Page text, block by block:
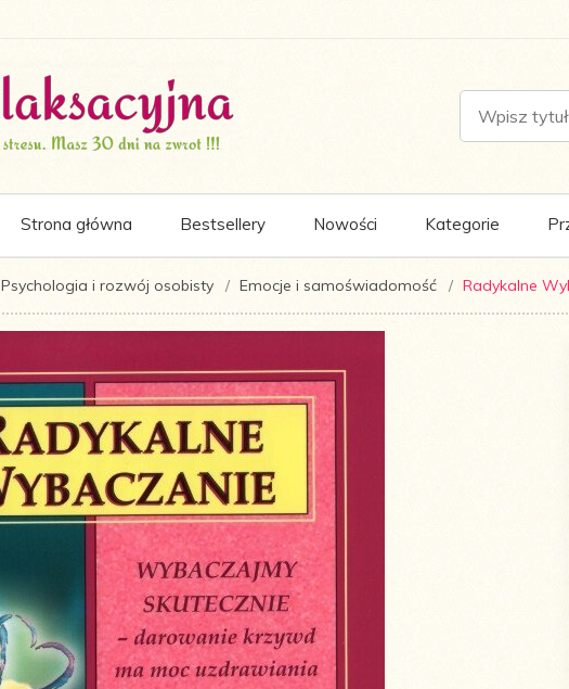
Strona główna Bestsellery Nowości Kategorie
Psychologia i rozwój osobisty Emocje i samoświadomość Radykalne